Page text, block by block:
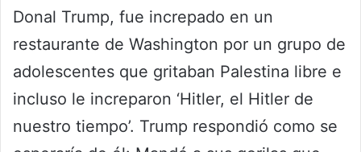
Donal Trump, fue increpado en un
restaurante de Washington por un grupo de
adolescentes que gritaban Palestina libre e
incluso le increparon ‘Hitler, el Hitler de
nuestro tiempo’. Trump respondió como se